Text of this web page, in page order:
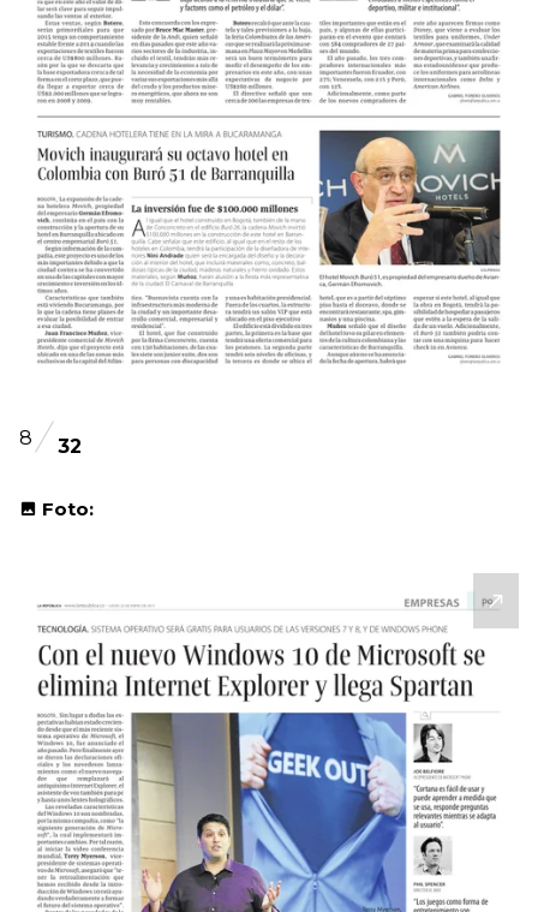
8 32
Foto: